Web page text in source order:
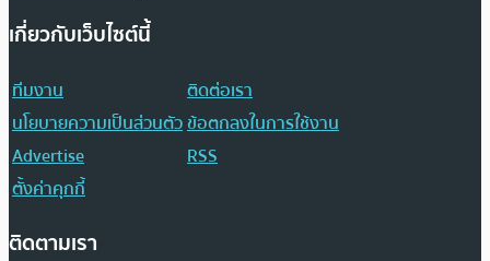
เกี่ยวกับเว็บไซต์นี้
ทีมงาน
ติดต่อเรา
นโยบายความเป็นส่วนตัวข้อตกลงในการใช้งาน
Advertise
RSS
ตั้งค่าคุกกี้
ติดตามเรา